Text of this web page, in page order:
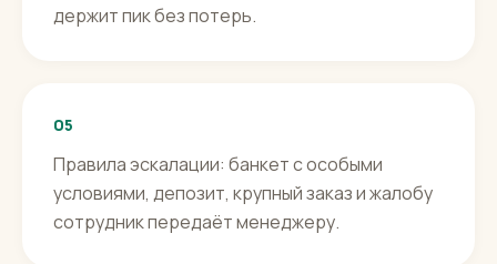
держит пик без потерь.
05
Правила эскалации: банкет с особыми
условиями, депозит, крупный заказ и жалобу
сотрудник передаёт менеджеру.